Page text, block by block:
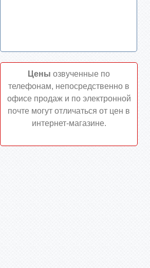
Цены озвученные по
телефонам, непосредственно в
офисе продаж и по электронной
почте могут отличаться от цен в
интернет-магазине.